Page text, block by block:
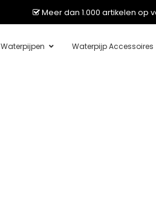
Meer dan 1.000 artikelen op
Waterpijpen Waterpijp Accessoires